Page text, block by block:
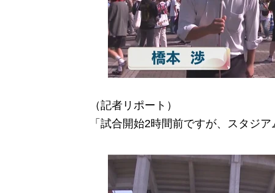
（記者リポート）
「試合開始2時間前ですが、スタジ